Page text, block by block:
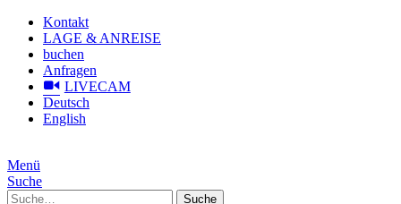
Kontakt
LAGE & ANREISE
buchen
Anfragen
LIVECAM
Deutsch
English
Menü
Suche
Suche